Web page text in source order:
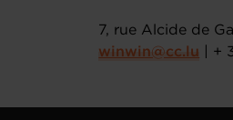
7, rue Alcide de
winwin@cc.lu | +